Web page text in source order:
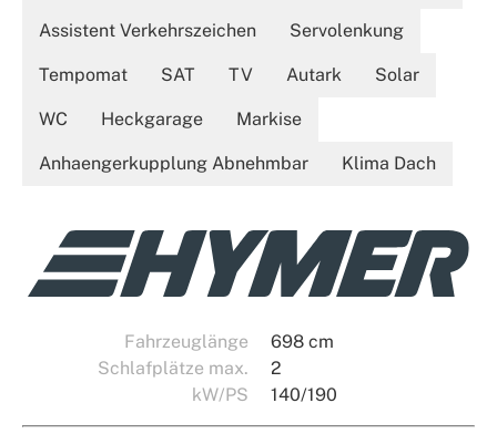
Assistent Verkehrszeichen Servolenkung
Tempomat SAT TV Autark Solar
WC Heckgarage Markise
Anhaengerkupplung Abnehmbar Klima Dach
Fahrzeuglänge
698 cm
Schlafplätze max.
2
kW/PS
140/190